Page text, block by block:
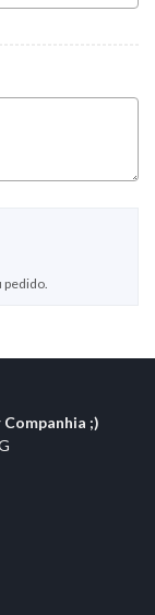
pedido.
Companhia ;)